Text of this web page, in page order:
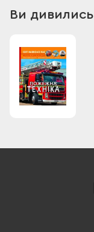
Ви дивились